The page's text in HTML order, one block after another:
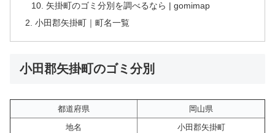
矢掛町のゴミ分別を調べるなら | gomimap
小田郡矢掛町｜町名一覧
小田郡矢掛町のゴミ分別
都道府県
岡山県
地名
小田郡矢掛町